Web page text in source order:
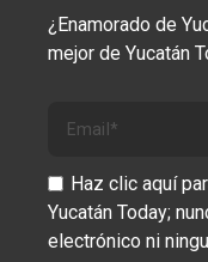
¿Enamorado de
mejor de Yucatán
Haz clic aquí
Yucatán Today;
electrónico ni